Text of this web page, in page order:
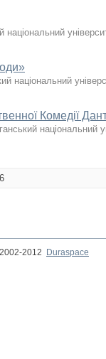
національний
національний
Комедії
національний
2012
Duraspace